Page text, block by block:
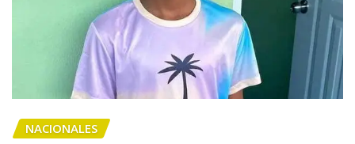
NACIONALES